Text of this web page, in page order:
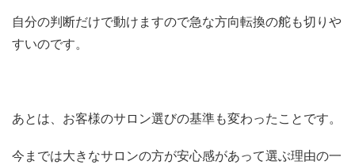
自分の判断だけで動けますので急な方向転換の舵も切りや
すいのです。
あとは、お客様のサロン選びの基準も変わったことです。
今までは大きなサロンの方が安心感があって選ぶ理由の一